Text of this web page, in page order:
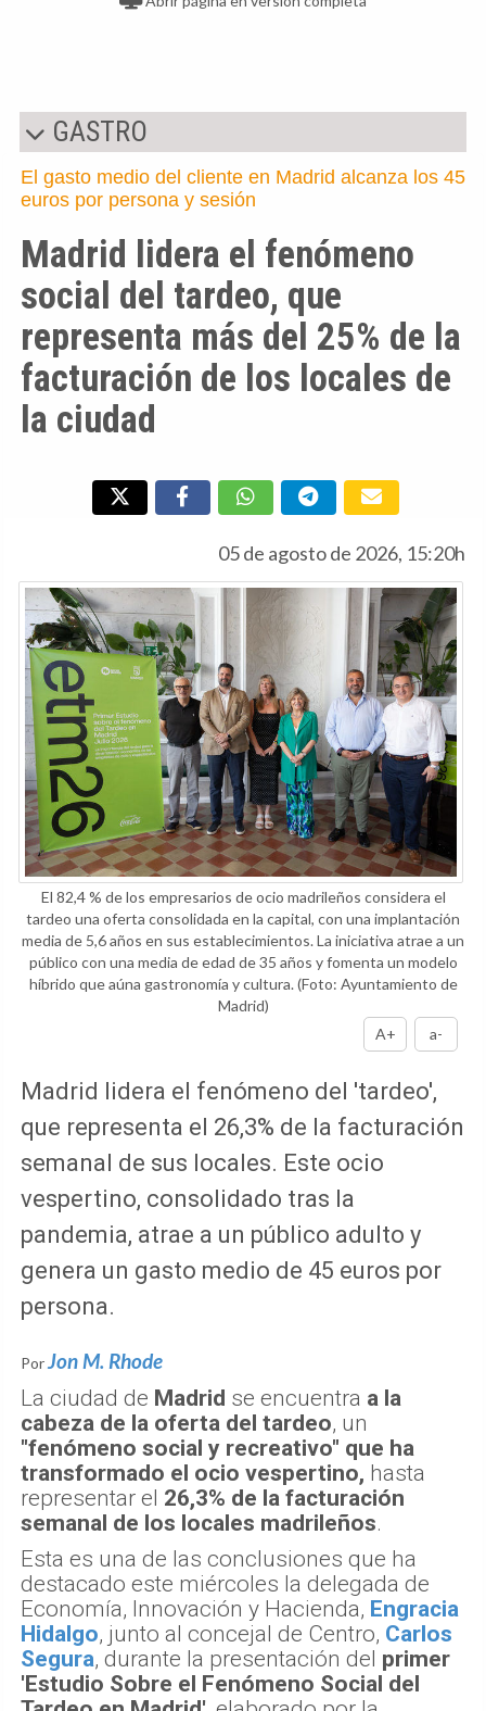
GASTRO
El gasto medio del cliente en Madrid alcanza los 45
euros por persona y sesión
Madrid lidera el fenómeno
social del tardeo, que
representa más del 25% de la
facturación de los locales de
la ciudad
05 de agosto de 2026, 15:20h
El 82,4 % de los empresarios de ocio madrileños considera el
tardeo una oferta consolidada en la capital, con una implantación
media de 5,6 años en sus establecimientos. La iniciativa atrae a un
público con una media de edad de 35 años y fomenta un modelo
híbrido que aúna gastronomía y cultura.(Foto: Ayuntamiento de
Madrid)
A+
a-
Madrid lidera el fenómeno del 'tardeo',
que representa el 26,3% de la facturación
semanal de sus locales. Este ocio
vespertino, consolidado tras la
pandemia, atrae a un público adulto y
genera un gasto medio de 45 euros por
persona.
Por Jon M. Rhode
La ciudad de Madrid se encuentra a la
cabeza de la oferta del tardeo, un
"fenómeno social y recreativo" que ha
transformado el ocio vespertino, hasta
representar el 26,3% de la facturación
semanal de los locales madrileños.
Esta es una de las conclusiones que ha
destacado este miércoles la delegada de
Economía, Innovación y Hacienda, Engracia
Hidalgo, junto al concejal de Centro, Carlos
Segura, durante la presentación del primer
'Estudio Sobre el Fenómeno Social del